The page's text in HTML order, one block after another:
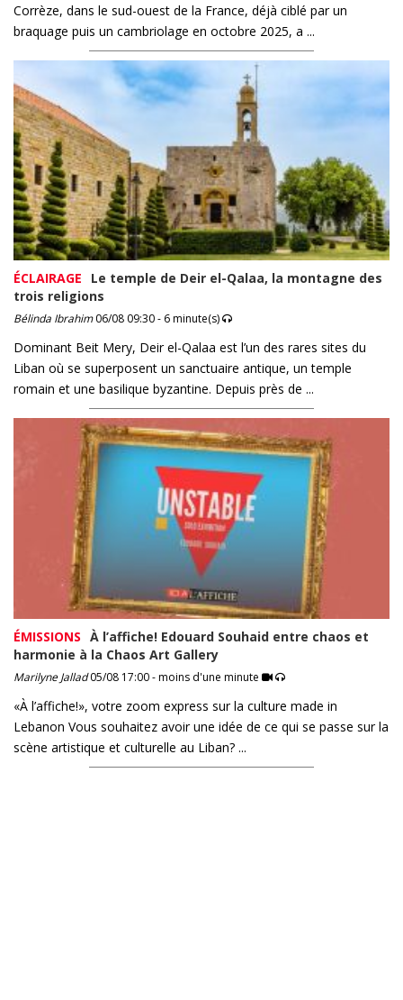
Corrèze, dans le sud-ouest de la France, déjà ciblé par un
braquage puis un cambriolage en octobre 2025, a ...
ÉCLAIRAGE
Le temple de Deir el-Qalaa, la montagne des
trois religions
Bélinda Ibrahim06/08 09:30 - 6 minute(s)
Dominant Beit Mery, Deir el-Qalaa est l’un des rares sites du
Liban où se superposent un sanctuaire antique, un temple
romain et une basilique byzantine. Depuis près de ...
ÉMISSIONS À l’affiche! Edouard Souhaid entre chaos et
harmonie à la Chaos Art Gallery
Marilyne Jallad05/08 17:00 - moins d'une minute
«À l’affiche!», votre zoom express sur la culture made in
Lebanon Vous souhaitez avoir une idée de ce qui se passe sur la
scène artistique et culturelle au Liban? ...